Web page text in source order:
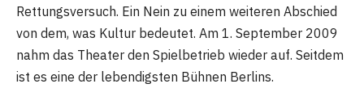
Rettungsversuch. Ein Nein zu einem weiteren Abschied
von dem, was Kultur bedeutet. Am 1. September 2009
nahm das Theater den Spielbetrieb wieder auf. Seitdem
ist es eine der lebendigsten Bühnen Berlins.